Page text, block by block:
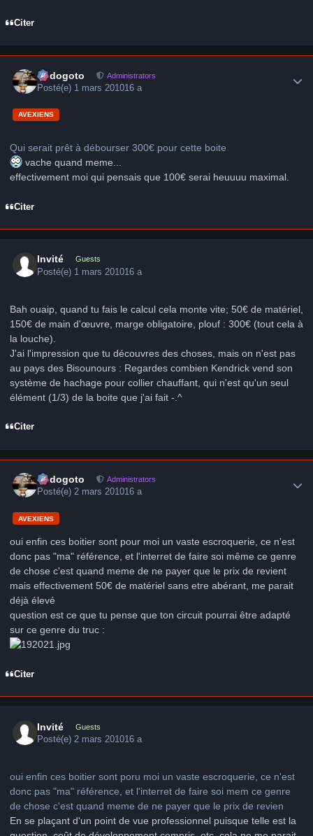
Citer
frédogoto Administrators
Posté(e) 1 mars 201016 a
AVEXIENS
Qui serait prêt à débourser 300€ pour cette boite
vache quand meme...
effectivement moi qui pensais que 100€ serai heuuuu maximal.
Citer
Invité Guests
Posté(e) 1 mars 201016 a
Bah ouaip, quand tu fais le calcul cela monte vite; 50€ de matériel,
150€ de main d'œuvre, marge obligatoire, plouf : 300€ (tout cela à
la louche).
J'ai l'impression que tu découvres des choses, mais on n'est pas
au pays des Bisounours : Regardes combien Kendrick vend son
système de hachage pour collier chauffant, qui n'est qu'un seul
élément (1/3) de la boite que j'ai fait -.^
Citer
frédogoto Administrators
Posté(e)2 mars 201016 a
AVEXIENS
oui enfin ces boitier sont pour moi un vaste escroquerie, ce n'est
donc pas "ma" référence, et l'interret de faire soi même ce genre
de chose c'est quand meme de ne payer que le prix de revient
mais effectivement 50€ de matériel sans etre abérant, me parait
déjà élevé
question est ce que tu pense que ton circuit pourrai être adapté
sur ce genre du truc :
Citer
Invité Guests
Posté(e)2 mars 201016 a
oui enfin ces boitier sont poru moi un vaste escroquerie, ce n'est
donc pas "ma" référence, et l'interret de faire soi mem ce genre
de chose c'est quand meme de ne payer que le prix de revien
En se plaçant d'un point de vue professionnel puisque telle est la